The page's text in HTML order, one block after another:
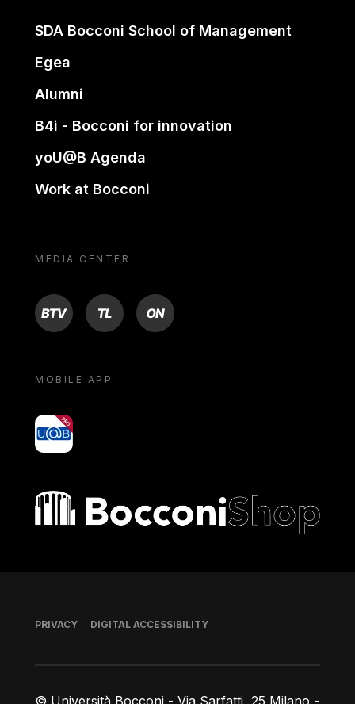
SDA Bocconi School of Management
Egea
Alumni
B4i - Bocconi for innovation
yoU@B Agenda
Work at Bocconi
MEDIA CENTER
BTV TL ON
MOBILE APP
yoU@B
Bocconi shop
Footer
PRIVACY DIGITAL ACCESSIBILITY